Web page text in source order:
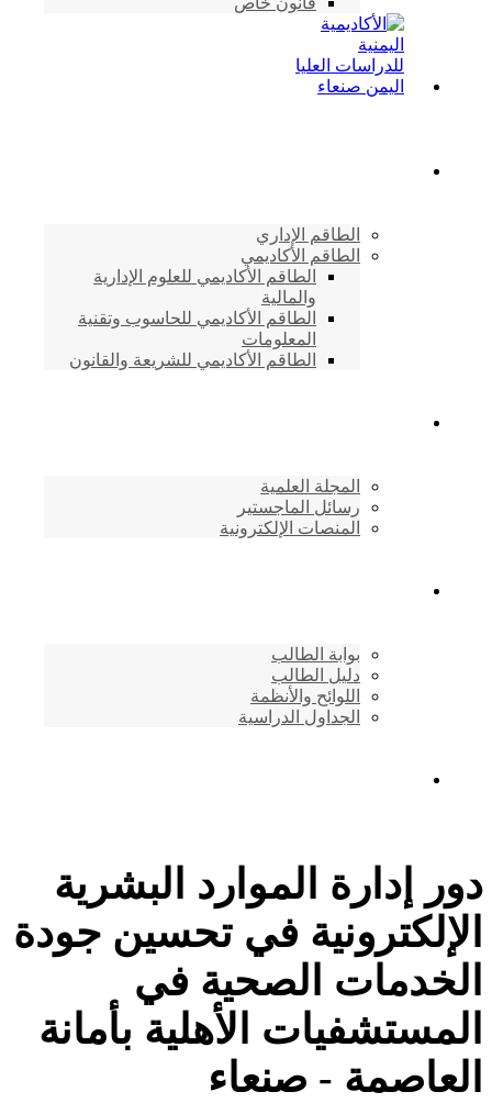
الطاقم الإداري
الطاقم الأكاديمي
الطاقم الأكاديمي للعلوم الإدارية
والمالية
الطاقم الأكاديمي للحاسوب وتقنية
المعلومات
الطاقم الأكاديمي للشريعة والقانون
المجلة العلمية
رسائل الماجستير
المنصات الإلكترونية
بوابة الطالب
دليل الطالب
اللوائح والأنظمة
الجداول الدراسية
دور إدارة الموارد البشرية
الإلكترونية في تحسين جودة
الخدمات الصحية في
المستشفيات الأهلية بأمانة
العاصمة - صنعاء